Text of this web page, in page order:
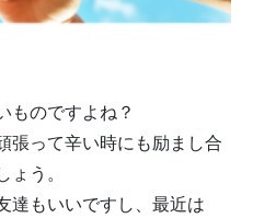
ものですよね？
張って辛い時にも励まし合
う。
達もいいですし、最近は